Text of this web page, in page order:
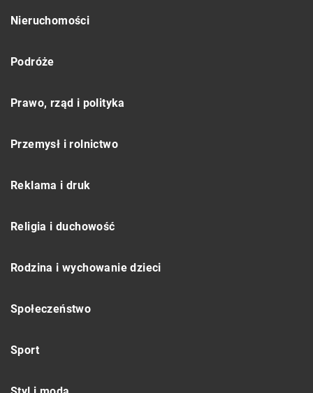
Nieruchomości
Podróże
Prawo, rząd i polityka
Przemysł i rolnictwo
Reklama i druk
Religia i duchowość
Rodzina i wychowanie dzieci
Społeczeństwo
Sport